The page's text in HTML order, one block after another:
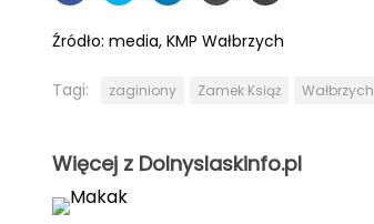
Źródło: media, KMP Wałbrzych
Tagi: zaginiony Zamek Książ Wałbrzych
Więcej z Dolnyslaskinfo.pl